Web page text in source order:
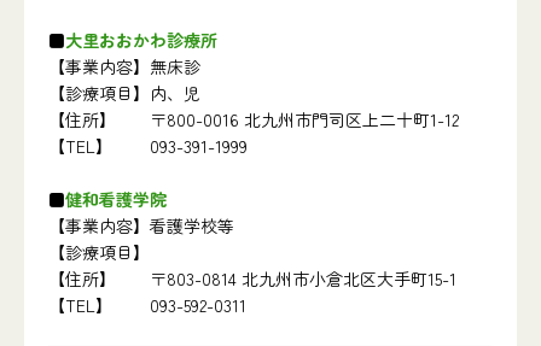
大里おおかわ診療所
【事業内容】 無床診
【診療項目】 内、児
【住所】
〒800-0016 北九州市門司区上二十町1-12
【TEL】
093-391-1999
健和看護学院
【事業内容】 看護学校等
【診療項目】
【住所】
〒803-0814 北九州市小倉北区大手町15-1
【TEL】
093-592-0311